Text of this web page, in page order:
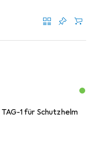
1 für Schutzhelm